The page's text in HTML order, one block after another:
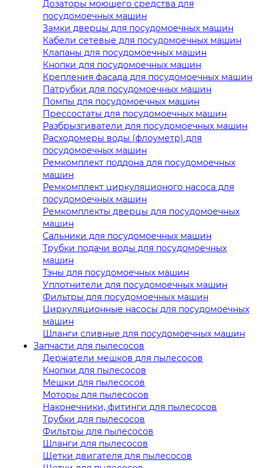
Дозаторы моющего средства для
посудомоечных машин
Замки дверцы для посудомоечных машин
Кабели сетевые для посудомоечных машин
Клапаны для посудомоечных машин
Кнопки для посудомоечных машин
Крепления фасада для посудомоечных машин
Патрубки для посудомоечных машин
Помпы для посудомоечных машин
Прессостаты для посудомоечных машин
Разбрызгиватели для посудомоечных машин
Расходомеры воды (флоуметр) для
посудомоечных машин
Ремкомплект поддона для посудомоечных
машин
Ремкомплект циркуляционого насоса для
посудомоечных машин
Ремкомплекты дверцы для посудомоечных
машин
Сальники для посудомоечных машин
Трубки подачи воды для посудомоечных
машин
Тэны для посудомоечных машин
Уплотнители для посудомоечных машин
Фильтры для посудомоечных машин
Циркуляционные насосы для посудомоечных
машин
Шланги сливные для посудомоечных машин
Запчасти для пылесосов
Держатели мешков для пылесосов
Кнопки для пылесосов
Мешки для пылесосов
Моторы для пылесосов
Наконечники, фитинги для пылесосов
Трубки для пылесосов
Фильтры для пылесосов
Шланги для пылесосов
Щетки двигателя для пылесосов